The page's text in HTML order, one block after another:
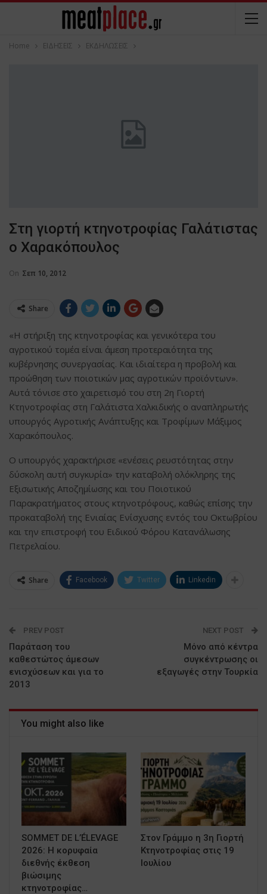
Home ΕΙΔΗΣΕΙΣ ΕΚΔΗΛΩΣΕΙΣ
Στη γιορτή κτηνοτροφίας Γαλάτιστας
ο Χαρακόπουλος
On Σεπ 10, 2012
Share
«Η στήριξη της κτηνοτροφίας και γενικότερα του
αγροτικού τομέα είναι άμεση προτεραιότητα της
κυβέρνησης συνεργασίας. Και ιδιαίτερα η προβολή και
προώθηση των ποιοτικών μας αγροτικών προϊόντων».
Αυτά τόνισε στο χαιρετισμό του στη 2η Γιορτή
Κτηνοτροφίας στη Γαλάτιστα Χαλκιδικής ο αναπληρωτής
υπουργός Αγροτικής Ανάπτυξης και Τροφίμων Μάξιμος
Χαρακόπουλος.
Ο υπουργός χαρακτήρισε «ενέσεις ρευστότητας στην
δύσκολη αυτή συγκυρία» την καταβολή ολόκληρης της
Εξισωτικής Αποζημίωσης και του Ποιοτικού
Παρακρατήματος στους κτηνοτρόφους, καθώς επίσης την
προκαταβολή της Ενιαίας Ενίσχυσης εντός του Οκτωβρίου
και την επιστροφή του Ειδικού Φόρου Κατανάλωσης
Πετρελαίου.
Share Facebook Twitter Linkedin
PREV POST
Παράταση του
καθεστώτος άμεσων
ενισχύσεων και για το
2013
NEXT POST
Μόνο από κέντρα
συγκέντρωσης οι
εξαγωγές στην Τουρκία
You might also like
SOMMET DE L’ÉLEVAGE
2026: Η κορυφαία
διεθνής έκθεση
βιώσιμης
κτηνοτροφίας…
Στον Γράμμο η 3η Γιορτή
Κτηνοτροφίας στις 19
Ιουλίου